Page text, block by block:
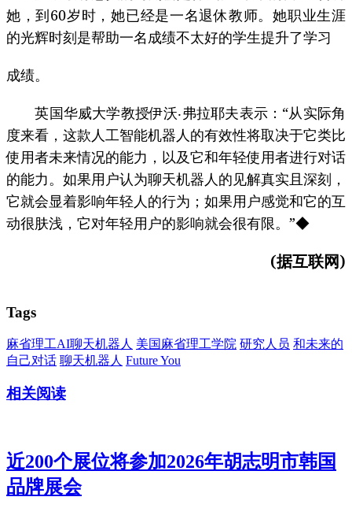
她，到60岁时，她已经是一名退休教师。她职业生涯
的光辉时刻是帮助一名成绩不太好的学生提升了学习
成绩。
英国华威大学教授伊沃‧弗拉耶夫表示：“从实际角
度来看，这款人工智能机器人的有效性将取决于它类比
使用者未来情况的能力，以及它和年轻使用者进行对话
的能力。如果用户认为聊天机器人的见解真实且深刻，
它就会显着影响年轻人的行为；如果用户感觉和它的互
动很肤浅，它对年轻用户的影响就会很有限。”◆
(据互联网)
Tags
麻省理工AI聊天机器人 美国麻省理工学院 研究人员 和未来的
自己对话 聊天机器人 Future You
相关阅读
近200个展位将参加2026年胡志明市韩国
品牌展会